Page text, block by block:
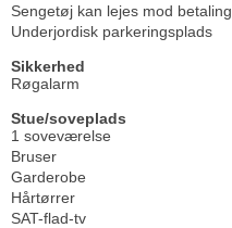
Sengetøj kan lejes mod betaling
Underjordisk parkeringsplads
Sikkerhed
Røgalarm
Stue/soveplads
1 soveværelse
Bruser
Garderobe
Hårtørrer
SAT-flad-tv